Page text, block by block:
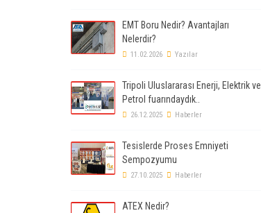
EMT Boru Nedir? Avantajları
Nelerdir?
11.02.2026 Yazılar
Tripoli Uluslararası Enerji, Elektrik ve
Petrol fuarındaydık..
26.12.2025 Haberler
Tesislerde Proses Emniyeti
Sempozyumu
27.10.2025 Haberler
ATEX Nedir?